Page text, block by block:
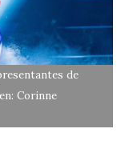
de
Corinne